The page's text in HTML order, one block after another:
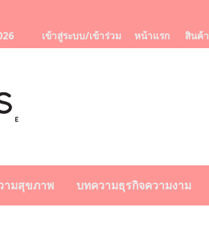
เข้าสู่ระบบ/เข้าร่วม หน้าแรก สินค้า
ามสุขภาพ บทความธุรกิจความงาม